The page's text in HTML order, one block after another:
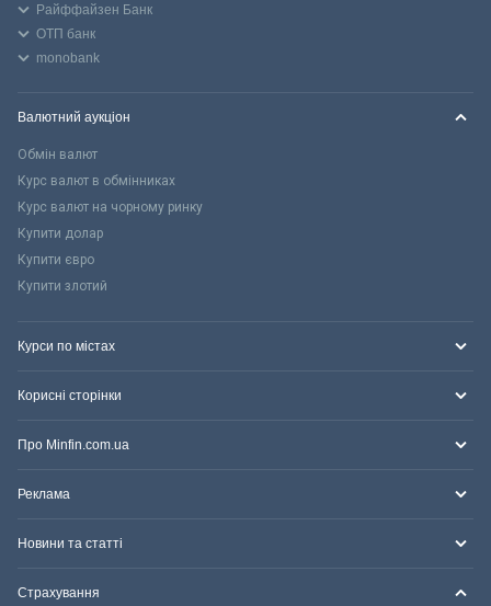
Райффайзен Банк
ОТП банк
monobank
Валютний аукціон
Обмін валют
Курс валют в обмінниках
Курс валют на чорному ринку
Купити долар
Купити євро
Купити злотий
Курси по містах
Корисні сторінки
Про Minfin.com.ua
Реклама
Новини та статті
Страхування